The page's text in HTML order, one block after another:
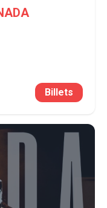
Billets